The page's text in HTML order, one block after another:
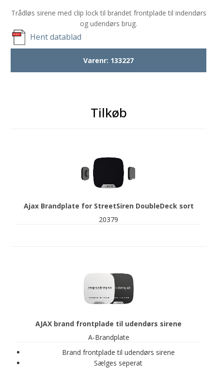
Trådløs sirene med clip lock til brandet frontplade til indendørs
og udendørs brug.
Hent datablad
Varenr: 133227
Tilkøb
Ajax Brandplate for StreetSiren DoubleDeck sort
20379
AJAX brand frontplade til udendørs sirene
A-Brandplate
Brand frontplade til udendørs sirene
Sælges seperat